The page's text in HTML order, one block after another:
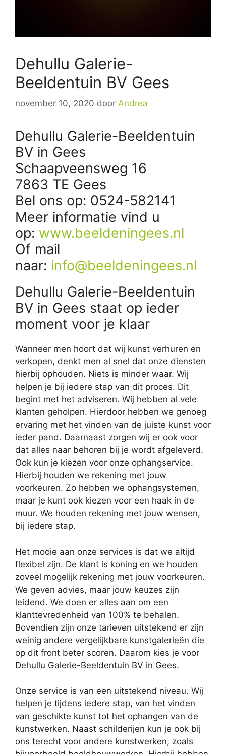
Dehullu Galerie-
Beeldentuin BV Gees
november 10, 2020 door Andrea
Dehullu Galerie-Beeldentuin
BV in Gees
Schaapveensweg 16
7863 TE Gees
Bel ons op: 0524-582141
Meer informatie vind u
op: www.beeldeningees.nl
Of mail
naar: info@beeldeningees.nl
Dehullu Galerie-Beeldentuin
BV in Gees staat op ieder
moment voor je klaar
Wanneer men hoort dat wij kunst verhuren en
verkopen, denkt men al snel dat onze diensten
hierbij ophouden. Niets is minder waar. Wij
helpen je bij iedere stap van dit proces. Dit
begint met het adviseren. Wij hebben al vele
klanten geholpen. Hierdoor hebben we genoeg
ervaring met het vinden van de juiste kunst voor
ieder pand. Daarnaast zorgen wij er ook voor
dat alles naar behoren bij je wordt afgeleverd.
Ook kun je kiezen voor onze ophangservice.
Hierbij houden we rekening met jouw
voorkeuren. Zo hebben we ophangsystemen,
maar je kunt ook kiezen voor een haak in de
muur. We houden rekening met jouw wensen,
bij iedere stap.
Het mooie aan onze services is dat we altijd
flexibel zijn. De klant is koning en we houden
zoveel mogelijk rekening met jouw voorkeuren.
We geven advies, maar jouw keuzes zijn
leidend. We doen er alles aan om een
klanttevredenheid van 100% te behalen.
Bovendien zijn onze tarieven uitstekend er zijn
weinig andere vergelijkbare kunstgalerieën die
op dit front beter scoren. Daarom kies je voor
Dehullu Galerie-Beeldentuin BV in Gees.
Onze service is van een uitstekend niveau. Wij
helpen je tijdens iedere stap, van het vinden
van geschikte kunst tot het ophangen van de
kunstwerken. Naast schilderijen kun je ook bij
ons terecht voor andere kunstwerken, zoals